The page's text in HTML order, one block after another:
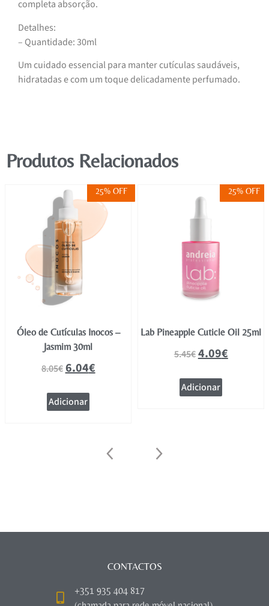
completa absorção.
Detalhes:
– Quantidade: 30ml
Um cuidado essencial para manter cutículas saudáveis,
hidratadas e com um toque delicadamente perfumado.
Produtos Relacionados
25% OFF
Óleo de Cutículas Inocos –
Jasmim 30ml
8.05€6.04€
Adicionar
25% OFF
Lab Pineapple Cuticle Oil 25ml
5.45€4.09€
Adicionar
CONTACTOS
+351 935 404 817